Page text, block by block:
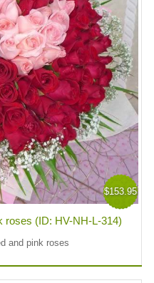
$153.95
roses (ID: HV-NH-L-314)
and pink roses